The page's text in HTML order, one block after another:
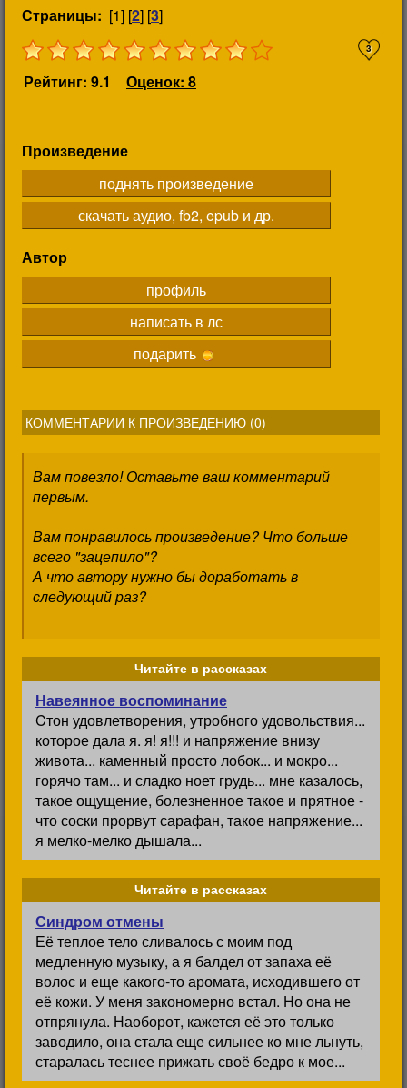
Страницы: [1] [2] [3]
3
Рейтинг: 9.1 Оценок: 8
Произведение
поднять произведение
скачать аудио, fb2, epub и др.
Автор
профиль
написать в лс
подарить
КОММЕНТАРИИ К ПРОИЗВЕДЕНИЮ (0)
Вам повезло! Оставьте ваш комментарий
первым.
Вам понравилось произведение? Что больше
всего "зацепило"?
А что автору нужно бы доработать в
следующий раз?
Читайте в рассказах
Навеянное воспоминание
Cтон удовлетворения, утробного удовольствия...
которое дала я. я! я!!! и напряжение внизу
живота... каменный просто лобок... и мокро...
горячо там... и сладко ноет грудь... мне казалось,
такое ощущение, болезненное такое и прятное -
что соски прорвут сарафан, такое напряжение...
я мелко-мелко дышала...
Читайте в рассказах
Синдром отмены
Её теплое тело сливалось с моим под
медленную музыку, а я балдел от запаха её
волос и еще какого-то аромата, исходившего от
её кожи. У меня закономерно встал. Но она не
отпрянула. Наоборот, кажется её это только
заводило, она стала еще сильнее ко мне льнуть,
старалась теснее прижать своё бедро к мое...